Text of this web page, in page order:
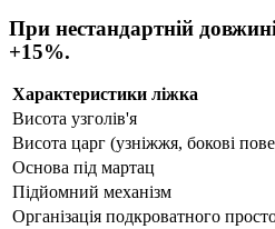
При нестандартній
+15%.
Характеристики ліжка
Висота узголів'я
Висота царг (узніжжя, бокові
Основа під мартац
Підйомний механізм
Організація подкроватного